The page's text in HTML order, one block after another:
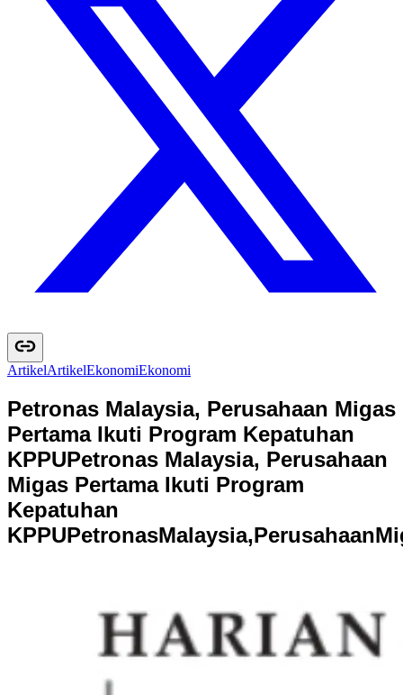
ArtikelArtikelEkonomiEkonomi
Petronas Malaysia, Perusahaan Migas
Pertama Ikuti Program Kepatuhan
KPPUPetronas Malaysia, Perusahaan
Migas Pertama Ikuti Program
Kepatuhan
KPPUPetronasMalaysia,PerusahaanMi